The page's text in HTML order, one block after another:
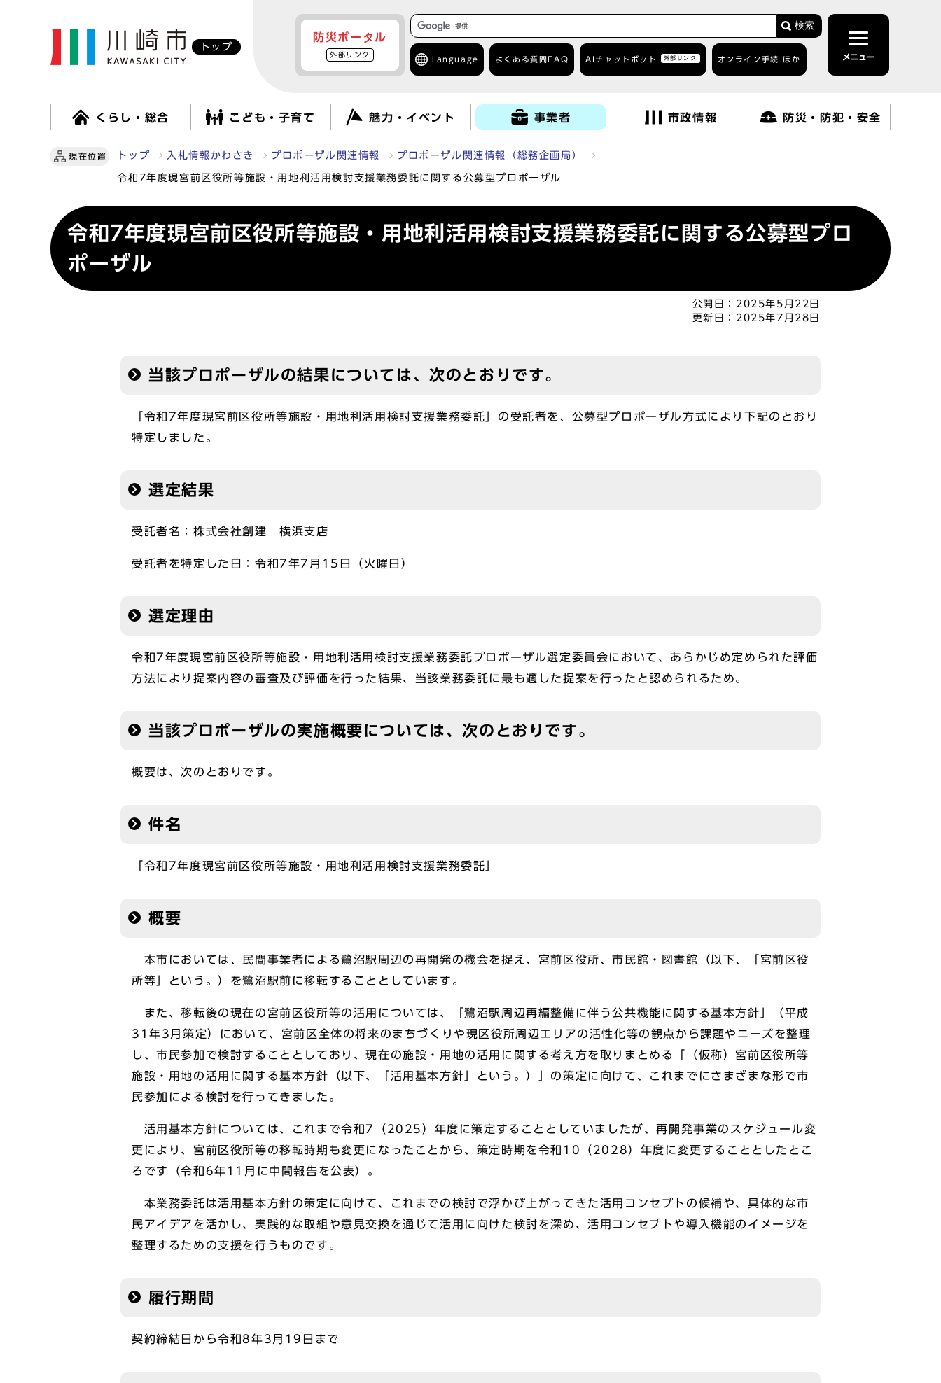
トップ
防災ポータル
外部リンク
検索
Language よくある質問 FAQ AIチャットボット 外部リンク オンライン手続 ほか メニュー
くらし・総合 こども・子育て 魅力・イベント 事業者 市政情報 防災・防犯・安全
現在位置 トップ 入札情報かわさき プロポーザル関連情報 プロポーザル関連情報（総務企画局）
令和7年度現宮前区役所等施設・用地利活用検討支援業務委託に関する公募型プロポーザル
令和7年度現宮前区役所等施設・用地利活用検討支援業務委託に関する公募型プロ
ポーザル
公開日： 2025年5月22日
更新日： 2025年7月28日
当該プロポーザルの結果については、次のとおりです。
「令和7年度現宮前区役所等施設・用地利活用検討支援業務委託」の受託者を、公募型プロポーザル方式により下記のとおり
特定しました。
選定結果
受託者名：株式会社創建 横浜支店
受託者を特定した日：令和7年7月15日（火曜日）
選定理由
令和7年度現宮前区役所等施設・用地利活用検討支援業務委託プロポーザル選定委員会において、あらかじめ定められた評価
方法により提案内容の審査及び評価を行った結果、当該業務委託に最も適した提案を行ったと認められるため。
当該プロポーザルの実施概要については、次のとおりです。
概要は、次のとおりです。
件名
「令和7年度現宮前区役所等施設・用地利活用検討支援業務委託」
概要
本市においては、民間事業者による鷺沼駅周辺の再開発の機会を捉え、宮前区役所、市民館・図書館（以下、「宮前区役
所等」という。）を鷺沼駅前に移転することとしています。
また、移転後の現在の宮前区役所等の活用については、「鷺沼駅周辺再編整備に伴う公共機能に関する基本方針」（平成
31年3月策定）において、宮前区全体の将来のまちづくりや現区役所周辺エリアの活性化等の観点から課題やニーズを整理
し、市民参加で検討することとしており、現在の施設・用地の活用に関する考え方を取りまとめる「（仮称）宮前区役所等
施設・用地の活用に関する基本方針（以下、「活用基本方針」という。）」の策定に向けて、これまでにさまざまな形で市
民参加による検討を行ってきました。
活用基本方針については、これまで令和7（2025）年度に策定することとしていましたが、再開発事業のスケジュール変
更により、宮前区役所等の移転時期も変更になったことから、策定時期を令和10（2028）年度に変更することとしたとこ
ろです（令和6年11月に中間報告を公表）。
本業務委託は活用基本方針の策定に向けて、これまでの検討で浮かび上がってきた活用コンセプトの候補や、具体的な市
民アイデアを活かし、実践的な取組や意見交換を通じて活用に向けた検討を深め、活用コンセプトや導入機能のイメージを
整理するための支援を行うものです。
履行期間
契約締結日から令和8年3月19日まで